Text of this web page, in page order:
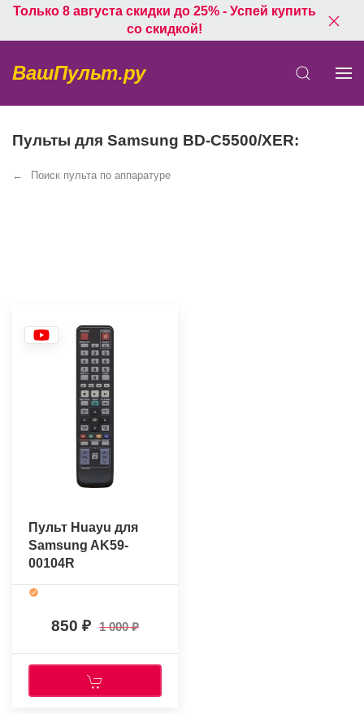
Только 8 августа скидки до 25% - Успей купить
со скидкой!
ВашПульт.ру
Пульты для Samsung BD-C5500/XER:
Поиск пульта по аппаратуре
Пульт Huayu для
Samsung AK59-
00104R
850 1 000